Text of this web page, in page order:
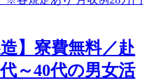
】寮費無料／赴
～40代の男女活